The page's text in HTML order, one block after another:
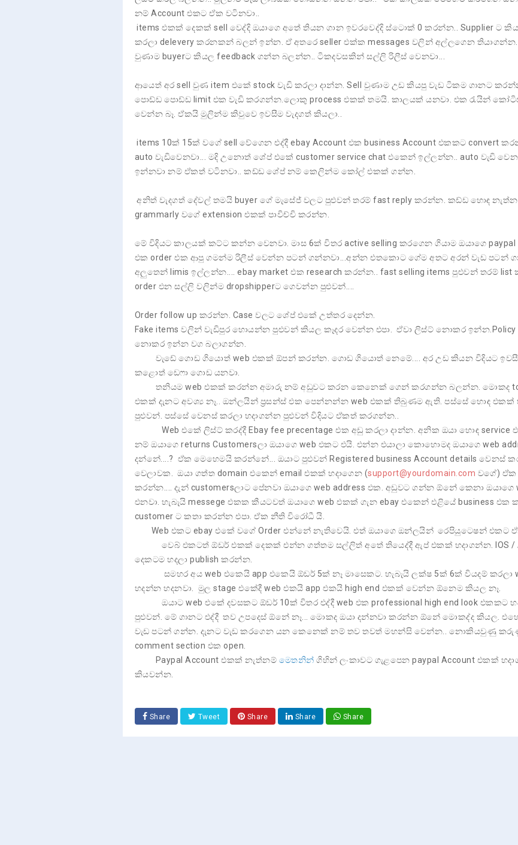
නම් Account එකට ඒක වටිනවා..
items එකක් දෙකක් sell වෙද්දි ඔයාගෙ අතේ තියන ගාන ඉවරවෙද්දි ස්ටොක් 0 කරන්න.. Supplier ට
කරලා delevery කරනකන් බලන් ඉන්න. ඒ අතරෙ seller එක්ක messages වලින් අල්ලගෙන තියාගන්න.
වුණාම buyerට කියල feedback ගන්න බලන්න.. ටිකදවසකින් සල්ලි රිලීස් වෙනවා...
ආයෙත් අර sell වුණ item එකේ stock වැඩි කරලා දාන්න. Sell වුණාම උඩ කියපු වැඩ ටිකම ගානට
පොඩ්ඩ පොඩ්ඩ limit එක වැඩි කරගන්න.ලොකු process එකක් තමයි. කාලයක් යනවා. එක රැයින්
වෙන්න බෑ. ඒකයි මුලින්ම කිවුවෙ ඉවසීම වැදගත් කියලා..
items 10ක් 15ක් වගේ sell වේගෙන එද්දී ebay Account එක business Account එකකට convert
auto වැඩිවෙනවා... මදි උනොත් ශේප් එකේ customer service chat එකෙන් ඉල්ලන්න.. auto වැඩි
ඉන්නවා නම් ඒකත් වටිනවා.. කඩ්ඩ ශේප් නම් කෙලින්ම කෝල් එකක් ගන්න.
අනිත් වැදගත් දේවල් තමයි buyer ගේ මැසේජ් වලට පුළුවන් තරම් fast reply කරන්න. කඩ්ඩ හොඳ
grammarly වගේ extension එකක් පාවිච්චි කරන්න.
මේ විදියට කාලයක් කට්ට කන්න වෙනවා. මාස 6ක් විතර active selling කරගෙන ගියාම ඔයාගෙ paypal
එක order එක ආපු ගමන්ම රිලීස් වෙන්න පටන් ගන්නවා...අන්න එතකොට ගේම අතට අරන් වැඩ පටන්
අලුතෙන් limis ඉල්ලන්න.... ebay market එක research කරන්න.. fast selling items පුළුවන් තරම් list
order එන සල්ලි වලින්ම dropshipperට ගෙවන්න පුළුවන්....
Order follow up කරන්න. Case වලට ශේප් එකේ උත්තර දෙන්න.
Fake items වලින් වැඩිපුර හොයන්න පුළුවන් කියල කෑදර වෙන්න එපා. ඒවා ලිස්ට් නොකර ඉන්න.Policy
නොකර ඉන්න වග බලාගන්න.
වැඩේ ගොඩ ගියොත් web එකක් ඕපන් කරන්න. ගොඩ ගියොත් නෙමේ.... අර උඩ කියන විදියට
කළොත් ඩෙෆා ගොඩ යනවා.
තනියම web එකක් කරන්න අමාරු නම් අඩුවට කරන කෙනෙක් ගෙන් කරගන්න බලන්න. මොකද top
එකක් දැනට අවශ්‍ය නෑ.. ඔන්ලයින් ප්‍රසන්ස් එක පෙන්නන්න web එකක් තිබුණම ඇති. පස්සේ හොඳ එකක්
පුළුවන්. පස්සේ වෙනස් කරලා හදාගන්න පුළුවන් විදියට ඒකත් කරගන්න..
Web එකේ ලිස්ට් කරද්දී Ebay fee precentage එක අඩු කරලා දාන්න. අනික ඔයා හොඳ service
නම් ඔයාගෙ returns Customersලා ඔයාගෙ web එකට එයි. එන්න එයාලා කොහොමද ඔයාගෙ web
දන්නේ....? ඒක මෙහෙමයි කරන්නේ... ඔයාට පුළුවන් Registered business Account details වෙනස්
වෙලාවක. ඔයා ගත්ත domain එකෙන් email එකක් හදාගෙන (support@yourdomain.com වගේ) ඒක
කරන්න.... දැන් customersලාට පේනවා ඔයාගෙ web address එක. අඩුවට ගන්න ඕනේ කෙනා ඔයාගෙ
එනවා. හැබැයි messege එකක කීයටවත් ඔයාගෙ web එකක් ගැන ebay එකෙන් එළියේ business එක
customer ට කතා කරන්න එපා. ඒක නීති විරෝධී යි.
Web එකට ebay එකේ වගේ Order එන්නේ නැතිවෙයි. එත් ඔයාගෙ ඔන්ලයින් රෙපියුටෙෂන් එකට
වෙබ් එකටත් ඕඩර් එකක් දෙකක් එන්න ගත්තම සල්ලිත් අතේ තියෙද්දී ඇප් එකක් හදාගන්න. IOS /
දෙකටම හදලා publish කරන්න.
සමහර අය web එකෙයි app එකෙයි ඕඩර් 5ක් නෑ මාසෙකට. හැබැයි ලක්ෂ 5ක් 6ක් වියදම් කරලා
හදන්න හදනවා. මුල stage එකේදී web එකයි app එකයි high end එකක් වෙන්න ඕනෙම කියල නෑ.
ඔයාට web එකේ දවසකට ඕඩර් 10ක් විතර එද්දී web එක professional high end look එකකට
පුළුවන්. මේ ගානට එද්දී තව උපදෙස් ඕනේ නෑ... මොකද ඔයා දන්නවා කරන්න ඕනේ මොකද්ද කියල.
වැඩ පටන් ගන්න. දැනට වැඩ කරගෙන යන කෙනෙක් නම් තව තවත් මහන්සි වෙන්න.. නොකියවුණු
comment section එක open.
Paypal Account එකක් නැත්නම් මෙතනින් ගිහින් ලංකාවට ගැළපෙන paypal Account එකක්
කියවන්න.
Share Tweet Share Share Share